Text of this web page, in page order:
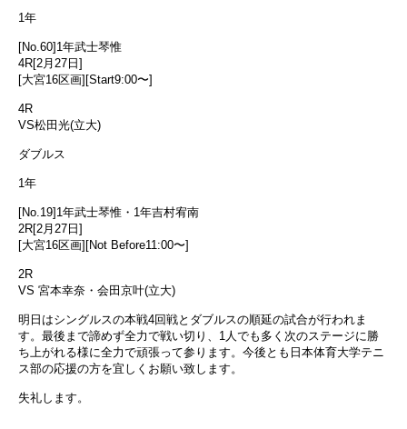
1年
[No.60]1年武士琴惟
4R[2月27日]
[大宮16区画][Start9:00〜]
4R
VS松田光(立大)
ダブルス
1年
[No.19]1年武士琴惟・1年吉村宥南
2R[2月27日]
[大宮16区画][Not Before11:00〜]
2R
VS 宮本幸奈・会田京叶(立大)
明日はシングルスの本戦4回戦とダブルスの順延の試合が行われま
す。最後まで諦めず全力で戦い切り、1人でも多く次のステージに勝
ち上がれる様に全力で頑張って参ります。今後とも日本体育大学テニ
ス部の応援の方を宜しくお願い致します。
失礼します。